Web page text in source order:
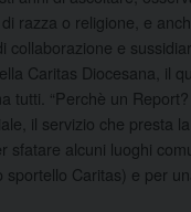
razza o religione, e
e
Caritas Diocesana, il
tutti. “Perchè un
il servizio che presta
alcuni luoghi
Caritas) e per